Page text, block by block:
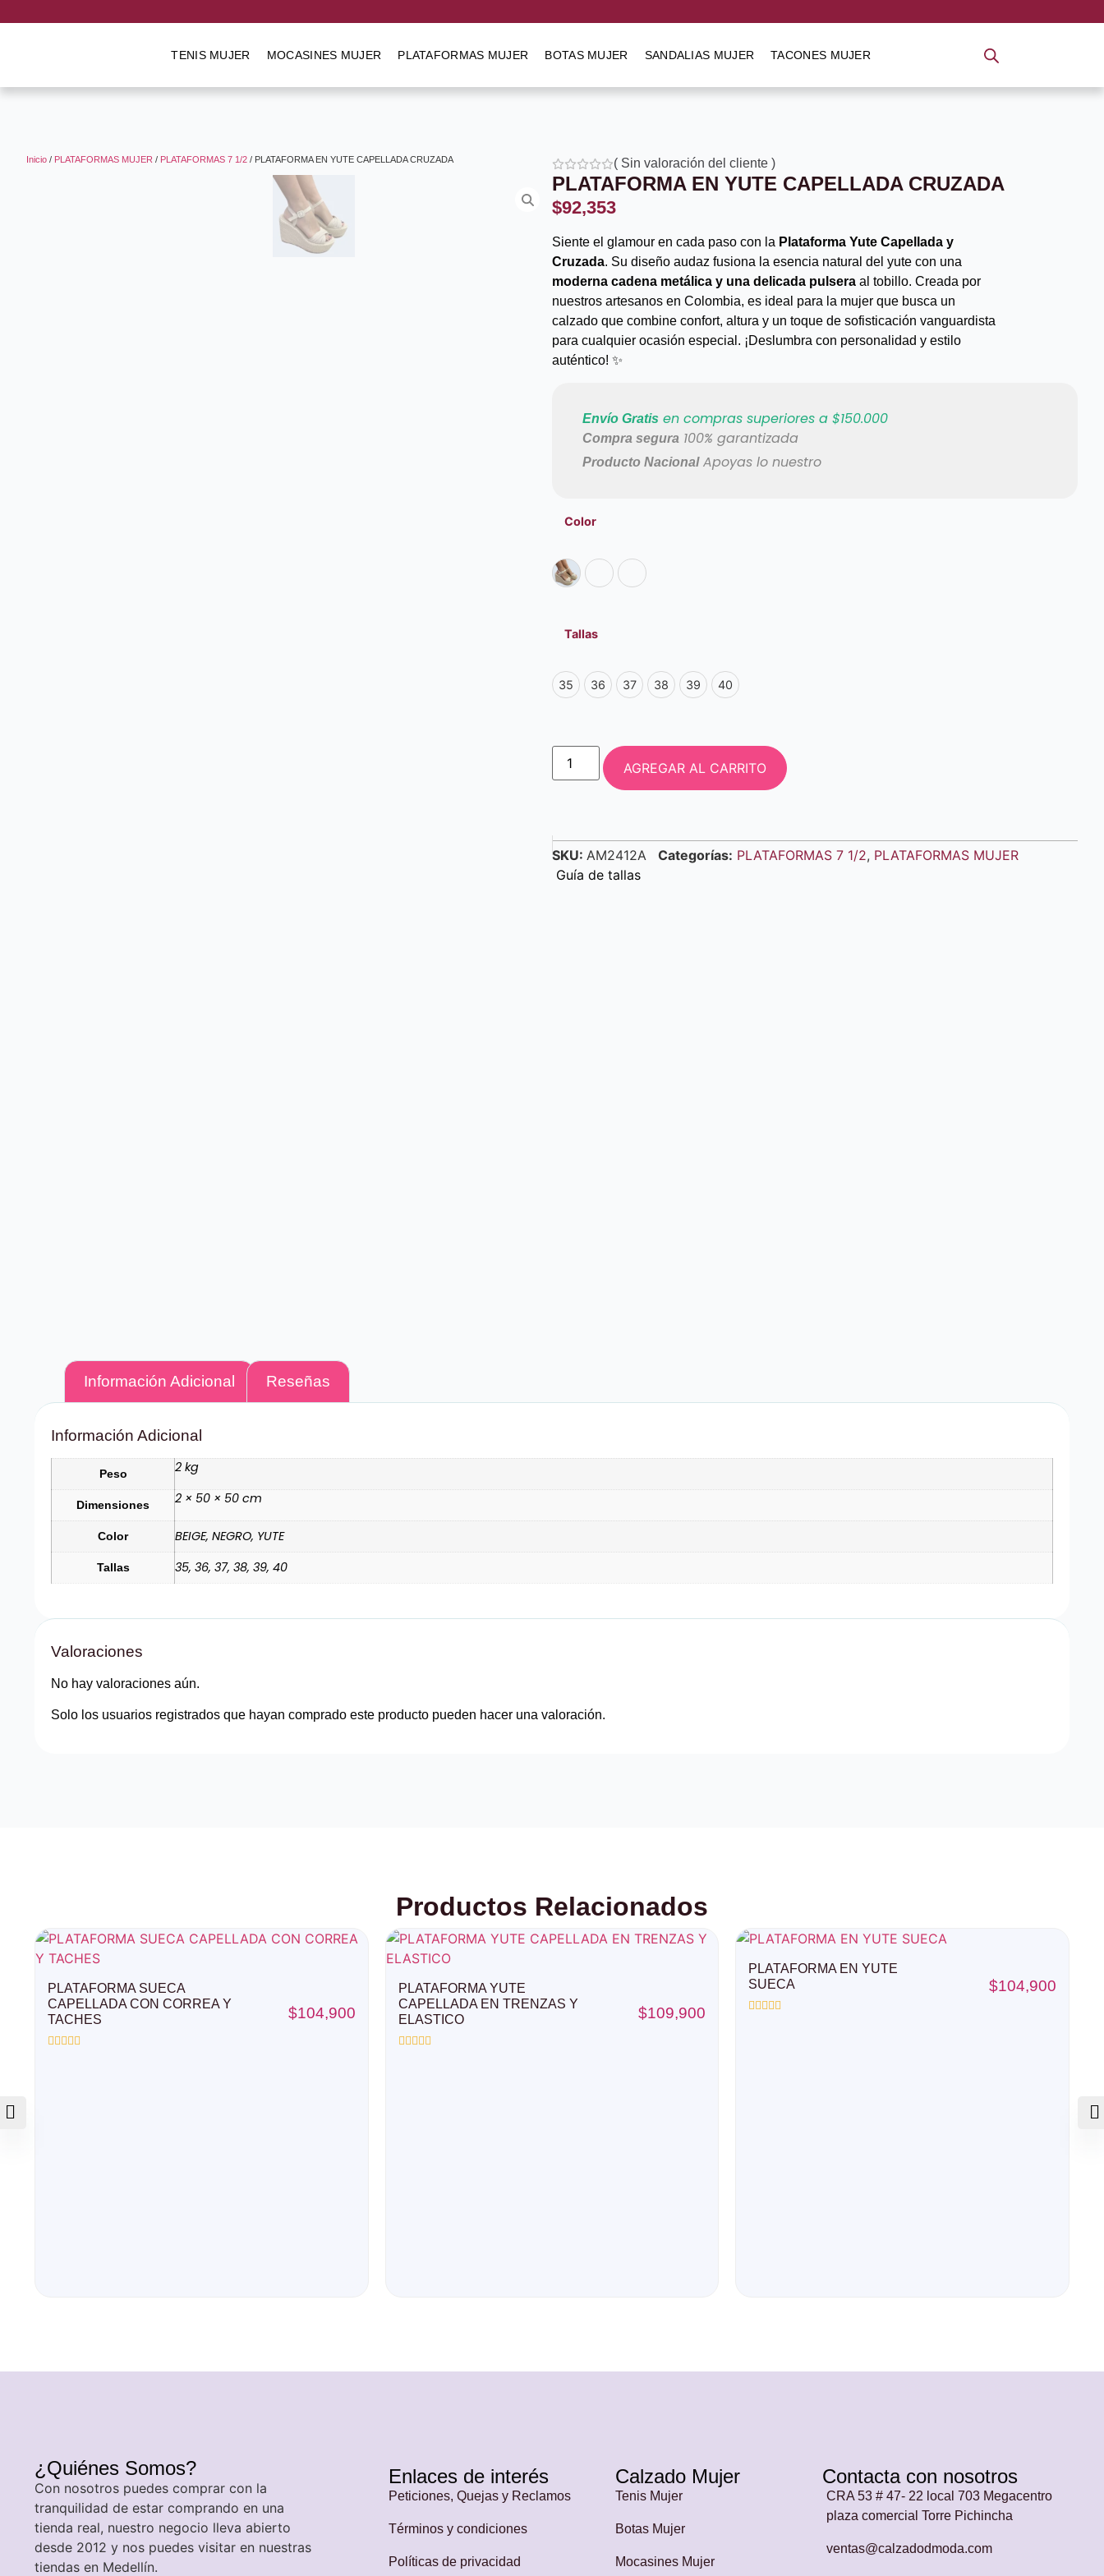
TENIS MUJER MOCASINES MUJER PLATAFORMAS MUJER BOTAS MUJER SANDALIAS MUJER TACONES MUJER
( Sin valoración del cliente )
PLATAFORMA EN YUTE CAPELLADA CRUZADA
$92,353
Siente el glamour en cada paso con la Plataforma Yute Capellada y
Cruzada. Su diseño audaz fusiona la esencia natural del yute con una
moderna cadena metálica y una delicada pulsera al tobillo. Creada por
nuestros artesanos en Colombia, es ideal para la mujer que busca un
calzado que combine confort, altura y un toque de sofisticación vanguardista
para cualquier ocasión especial. ¡Deslumbra con personalidad y estilo
auténtico! ✨
Envío Gratis en compras superiores a $150.000
Compra segura 100% garantizada
Producto NacionalApoyas lo nuestro
Color
Tallas
35 36 37 38 39 40
AGREGAR AL CARRITO
SKU: AM2412A Categorías: PLATAFORMAS 7 1/2, PLATAFORMAS MUJER
Guía de tallas
Inicio / PLATAFORMAS MUJER / PLATAFORMAS 7 1/2 / PLATAFORMA EN YUTE CAPELLADA CRUZADA
Información Adicional Reseñas
Información Adicional
Peso 2 kg
Dimensiones 2 × 50 × 50 cm
Color BEIGE, NEGRO, YUTE
Tallas 35, 36, 37, 38, 39, 40
Valoraciones
No hay valoraciones aún.
Solo los usuarios registrados que hayan comprado este producto pueden hacer una valoración.
Productos Relacionados
PLATAFORMA SUECA
CAPELLADA CON CORREA Y
TACHES
$104,900
PLATAFORMA YUTE
CAPELLADA EN TRENZAS Y
ELASTICO
$109,900
PLATAFORMA EN YUTE
SUECA
$104,900
¿Quiénes Somos?
Con nosotros puedes comprar con la
tranquilidad de estar comprando en una
tienda real, nuestro negocio lleva abierto
desde 2012 y nos puedes visitar en nuestras
tiendas en Medellín.
Enlaces de interés
Peticiones, Quejas y Reclamos
Términos y condiciones
Políticas de privacidad
Calzado Mujer
Tenis Mujer
Botas Mujer
Mocasines Mujer
Contacta con nosotros
CRA 53 # 47- 22 local 703 Megacentro
plaza comercial Torre Pichincha
ventas@calzadodmoda.com